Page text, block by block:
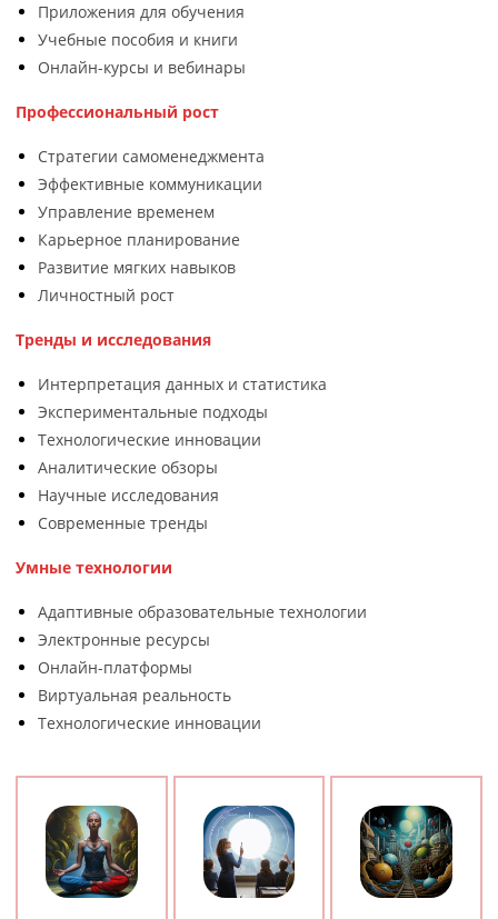
Приложения для обучения
Учебные пособия и книги
Онлайн-курсы и вебинары
Профессиональный рост
Стратегии самоменеджмента
Эффективные коммуникации
Управление временем
Карьерное планирование
Развитие мягких навыков
Личностный рост
Тренды и исследования
Интерпретация данных и статистика
Экспериментальные подходы
Технологические инновации
Аналитические обзоры
Научные исследования
Современные тренды
Умные технологии
Адаптивные образовательные технологии
Электронные ресурсы
Онлайн-платформы
Виртуальная реальность
Технологические инновации